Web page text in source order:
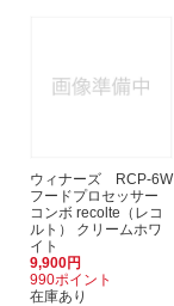
ウィナーズ RCP-6W
フードプロセッサー
コンボ recolte（レコ
ルト） クリームホワ
イト
9,900円
990ポイント
在庫あり